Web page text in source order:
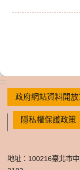
:::
政府網站資料開放
隱私權保護政策
地址：100216臺北市